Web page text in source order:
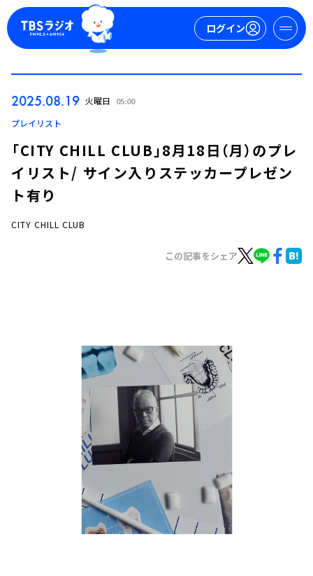
ログイン
YouTube
会社情報
2025.08.19 火曜日 05:00
プレイリスト
「CITY CHILL CLUB」8月18日（月）のプレ
イリスト/ サイン入りステッカープレゼン
ト有り
CITY CHILL CLUB
この記事をシェア